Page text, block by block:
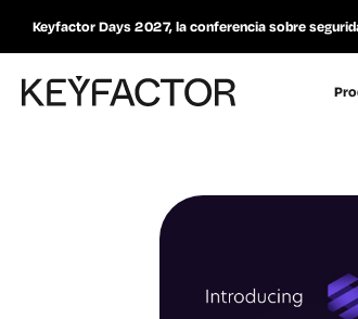
Keyfactor Days 2027, la conferencia sobre